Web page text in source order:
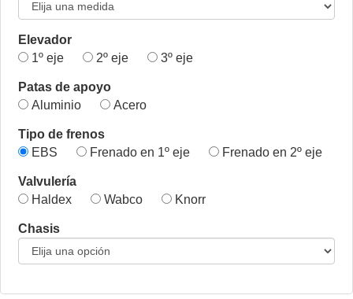
Elevador
1º eje
2º eje 3º eje
Patas de apoyo
Aluminio
Acero
Tipo de frenos
EBS
Frenado en 1º eje Frenado en 2º eje
Valvulería
Haldex
Wabco Knorr
Chasis